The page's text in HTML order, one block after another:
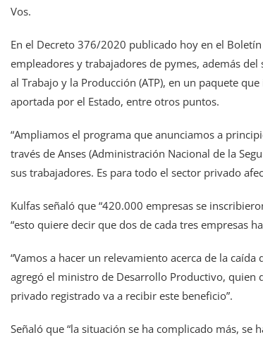
Vos.
En el Decreto 376/2020 publicado hoy en el
empleadores y trabajadores de pymes, además
al Trabajo y la Producción (ATP), en un paquete
aportada por el Estado, entre otros puntos.
“Ampliamos el programa que anunciamos a
través de Anses (Administración Nacional de la
sus trabajadores. Es para todo el sector privado
Kulfas señaló que “420.000 empresas se
“esto quiere decir que dos de cada tres empresas
“Vamos a hacer un relevamiento acerca de la
agregó el ministro de Desarrollo Productivo, quien
privado registrado va a recibir este beneficio”.
Señaló que “la situación se ha complicado más, se